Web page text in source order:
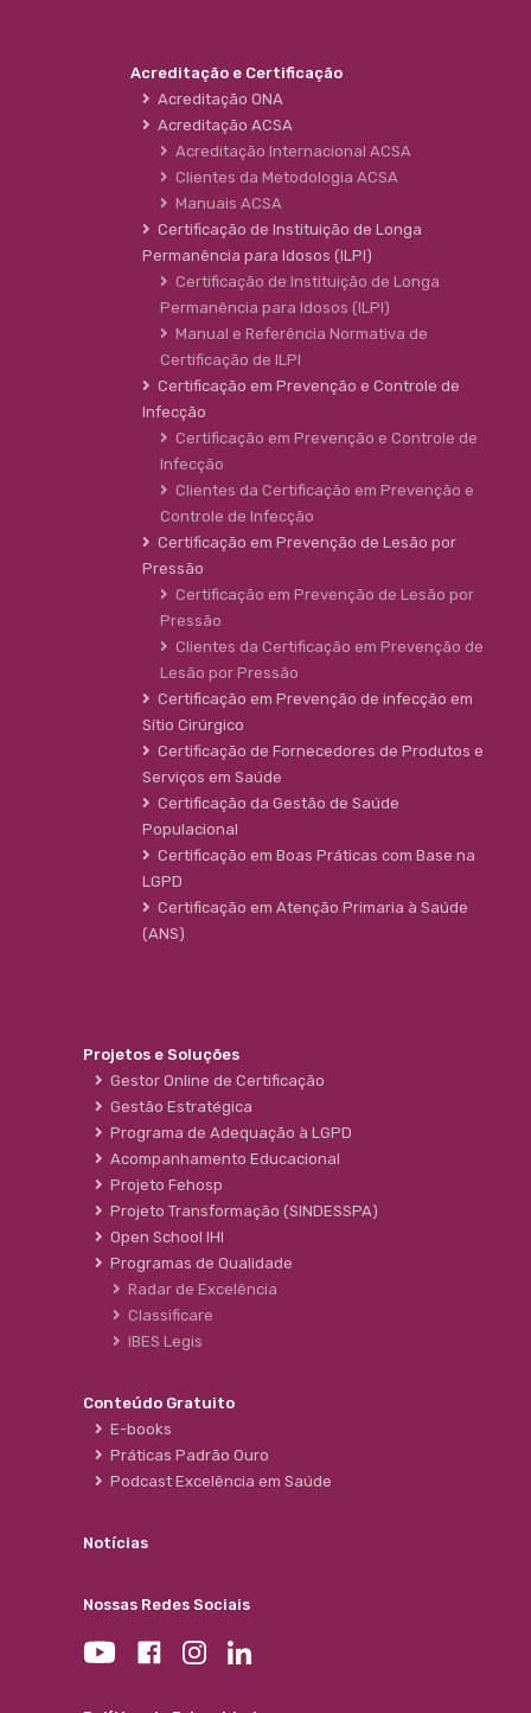
Acreditação e Certificação
Acreditação ONA
Acreditação ACSA
Acreditação Internacional ACSA
Clientes da Metodologia ACSA
Manuais ACSA
Certificação de Instituição de Longa
Permanência para Idosos (ILPI)
Certificação de Instituição de Longa
Permanência para Idosos (ILPI)
Manual e Referência Normativa de
Certificação de ILPI
Certificação em Prevenção e Controle de
Infecção
Certificação em Prevenção e Controle de
Infecção
Clientes da Certificação em Prevenção e
Controle de Infecção
Certificação em Prevenção de Lesão por
Pressão
Certificação em Prevenção de Lesão por
Pressão
Clientes da Certificação em Prevenção de
Lesão por Pressão
Certificação em Prevenção de infecção em
Sítio Cirúrgico
Certificação de Fornecedores de Produtos e
Serviços em Saúde
Certificação da Gestão de Saúde
Populacional
Certificação em Boas Práticas com Base na
LGPD
Certificação em Atenção Primaria à Saúde
(ANS)
Projetos e Soluções
Gestor Online de Certificação
Gestão Estratégica
Programa de Adequação à LGPD
Acompanhamento Educacional
Projeto Fehosp
Projeto Transformação (SINDESSPA)
Open School IHI
Programas de Qualidade
Radar de Excelência
Classificare
IBES Legis
Conteúdo Gratuito
E-books
Práticas Padrão Ouro
Podcast Excelência em Saúde
Notícias
Nossas Redes Sociais